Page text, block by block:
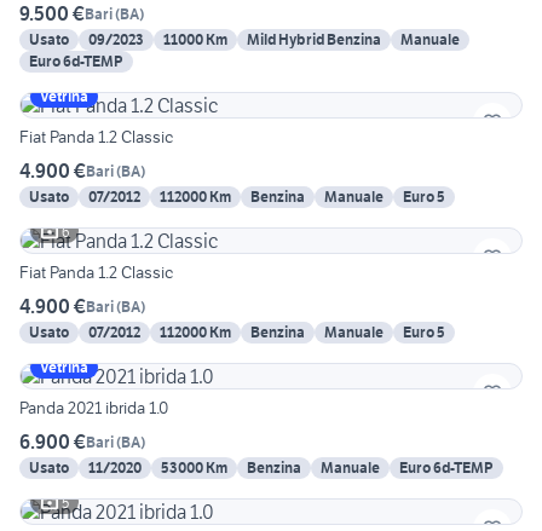
9.500 €Bari(BA)
Usato
09/2023 11000 Km Mild Hybrid Benzina
Manuale
Euro 6d-TEMP
Vetrina
Fiat Panda 1.2 Classic
4.900 €Bari(BA)
Usato
07/2012 112000 Km Benzina Manuale
Euro 5
6
Fiat Panda 1.2 Classic
4.900 €Bari(BA)
Usato
07/2012 112000 Km Benzina Manuale
Euro 5
Vetrina
Panda 2021 ibrida 1.0
6.900 €Bari(BA)
Usato
11/2020 53000 Km Benzina Manuale
Euro 6d-TEMP
5